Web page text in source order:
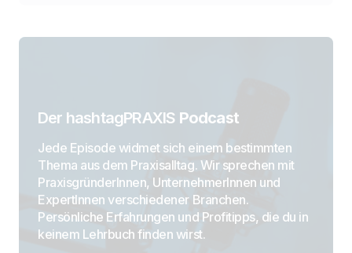
Der hashtagPRAXIS Podcast
Jede Episode widmet sich einem bestimmten
Thema aus dem Praxisalltag. Wir sprechen mit
PraxisgründerInnen, UnternehmerInnen und
ExpertInnen verschiedener Branchen.
Persönliche Erfahrungen und Profitipps, die du in
keinem Lehrbuch finden wirst.